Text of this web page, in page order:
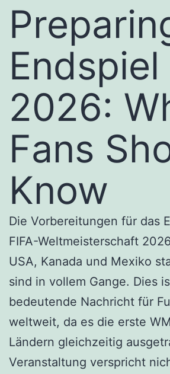
Endspiel
2026:
Fans
Know
Die Vorbereitungen für das
FIFA-Weltmeisterschaft
USA, Kanada und Mexiko
sind in vollem Gange. Dies
bedeutende Nachricht für
weltweit, da es die erste
Ländern gleichzeitig
Veranstaltung verspricht